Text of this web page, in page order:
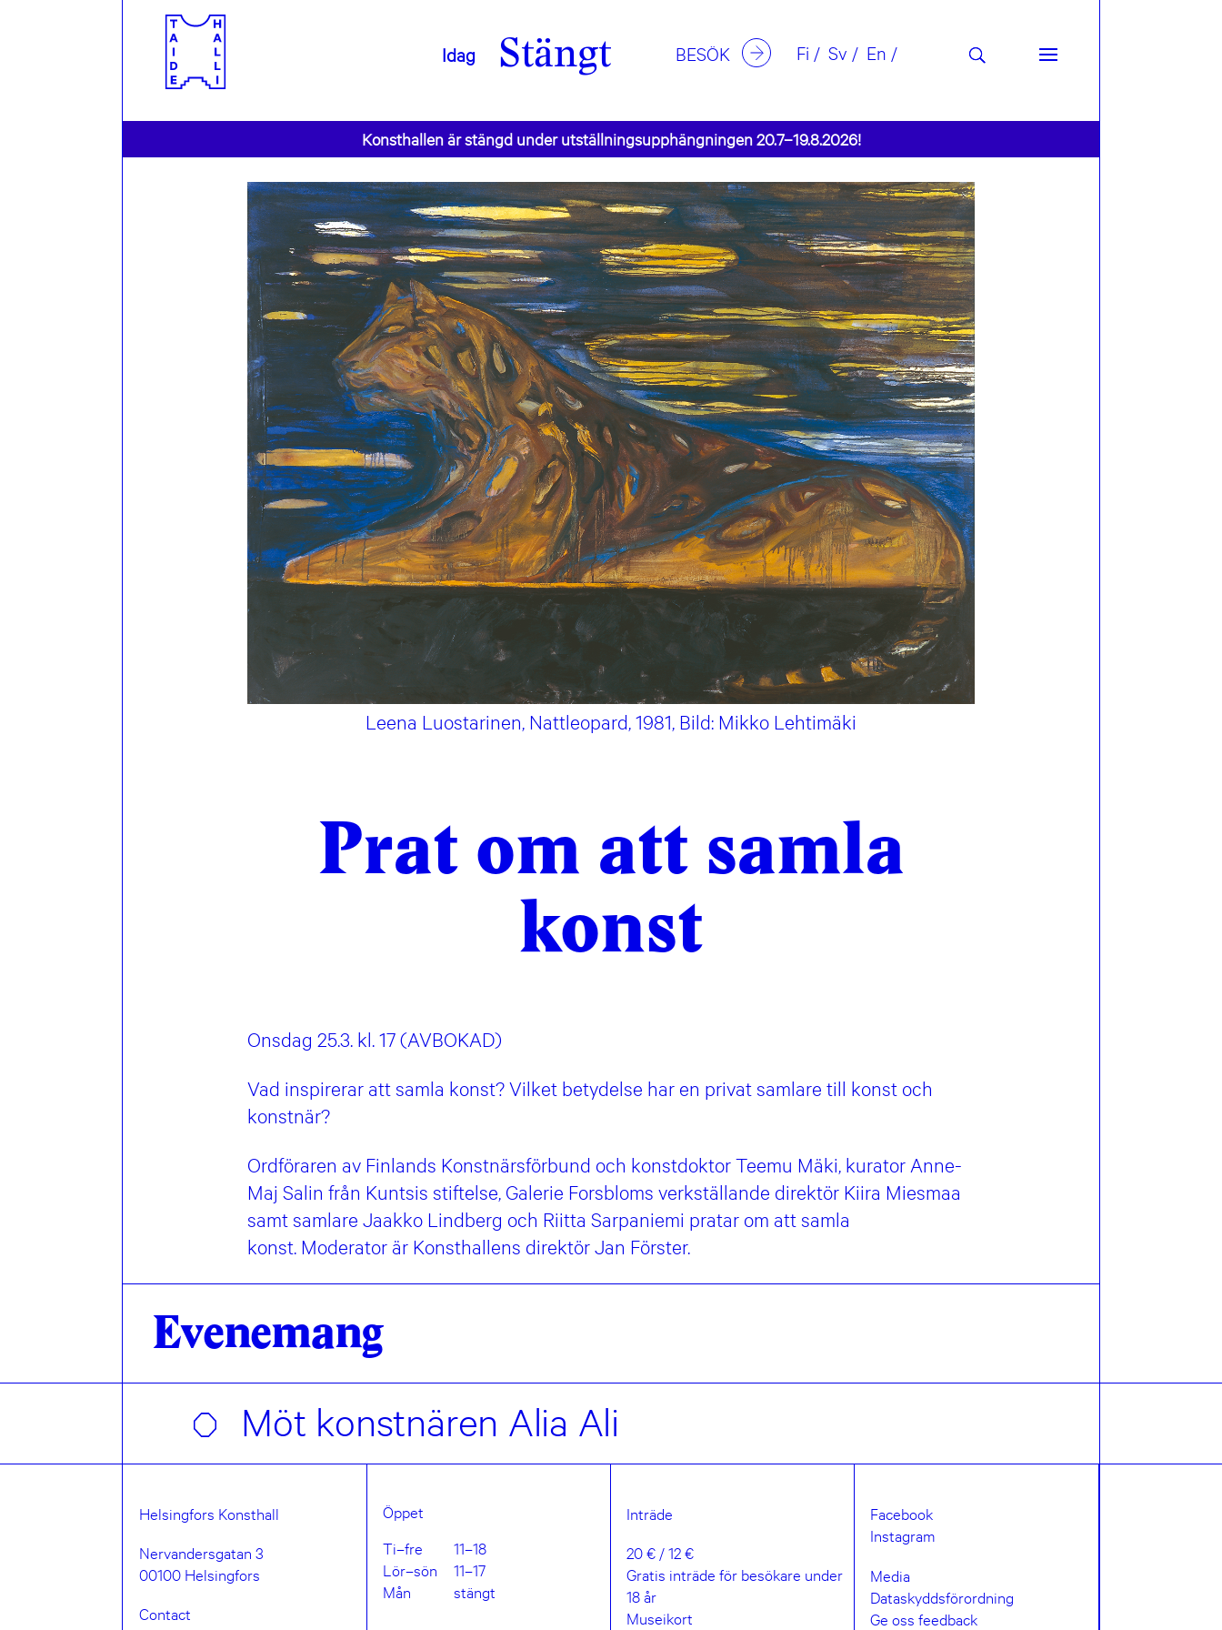
Idag Stängt BESÖK Fi Sv En
Konsthallen är stängd under utställningsupphängningen 20.7–19.8.2026!
Leena Luostarinen, Nattleopard, 1981, Bild: Mikko Lehtimäki
Prat om att samla
konst
Onsdag 25.3. kl. 17 (AVBOKAD)
Vad inspirerar att samla konst? Vilket betydelse har en privat samlare till konst och
konstnär?
Ordföraren av Finlands Konstnärsförbund och konstdoktor Teemu Mäki, kurator Anne-
Maj Salin från Kuntsis stiftelse, Galerie Forsbloms verkställande direktör Kiira Miesmaa
samt samlare Jaakko Lindberg och Riitta Sarpaniemi pratar om att samla
konst. Moderator är Konsthallens direktör Jan Förster.
Evenemang
Möt konstnären Alia Ali
Helsingfors Konsthall
Nervandersgatan 3
00100 Helsingfors
Contact
Öppet
Ti–fre
11–18
Lör–sön
11–17
Mån
stängt
Inträde
20 € / 12 €
Gratis inträde för besökare under
18 år
Museikort
Facebook
Instagram
Media
Dataskyddsförordning
Ge oss feedback